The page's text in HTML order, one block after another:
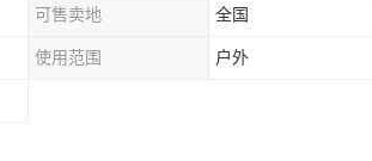
可售卖地 全国
使用范围 户外